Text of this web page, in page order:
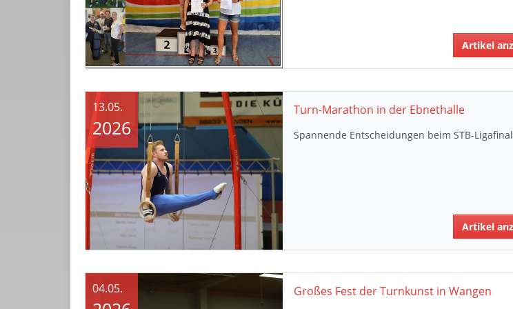
Artikel
Turn-Marathon in der Ebnethalle
Spannende Entscheidungen beim STB-
Artikel
13.05.
2026
Großes Fest der Turnkunst in Wangen
04.05.